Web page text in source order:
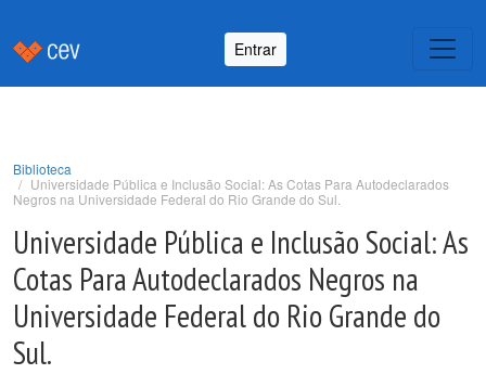
Entrar
Biblioteca
Universidade Pública e Inclusão Social: As Cotas Para Autodeclarados
Negros na Universidade Federal do Rio Grande do Sul.
Universidade Pública e Inclusão Social: As
Cotas Para Autodeclarados Negros na
Universidade Federal do Rio Grande do
Sul.